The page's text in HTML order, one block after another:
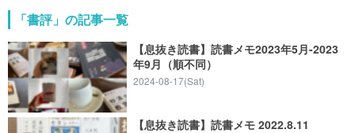
「書評」の記事一覧
【息抜き読書】読書メモ2023年5月-2023
年9月（順不同）
2024-08-17(Sat)
【息抜き読書】読書メモ 2022.8.11